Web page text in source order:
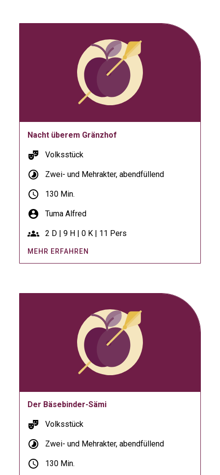
Nacht überem Gränzhof
theater_comedy Volksstück
timelapse Zwei- und Mehrakter, abendfüllend
schedule 130 Min.
account_circle Tuma Alfred
groups 2 D | 9 H | 0 K | 11 Pers
MEHR ERFAHREN
Der Bäsebinder-Sämi
theater_comedy Volksstück
timelapse Zwei- und Mehrakter, abendfüllend
schedule 130 Min.